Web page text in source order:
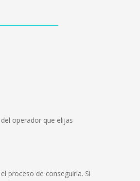
operador que elijas
proceso de conseguirla. Si